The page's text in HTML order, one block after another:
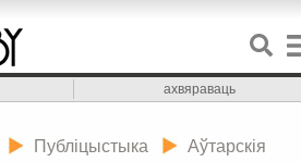
ахвяраваць
Публіцыстыка
Аўтарскія